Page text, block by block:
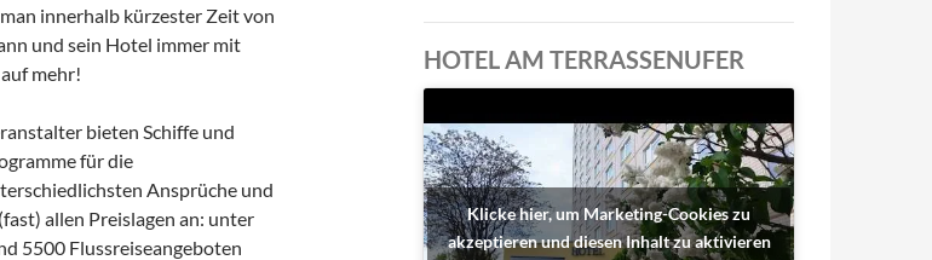
innerhalb kürzester Zeit von
und sein Hotel immer mit
mehr!
bieten Schiffe und
für die
Ansprüche und
allen Preislagen an: unter
5500 Flussreiseangeboten
HOTEL AM TERRASSENUFER
Klicke hier, um Marketing-Cookies zu
akzeptieren und diesen Inhalt zu aktivieren